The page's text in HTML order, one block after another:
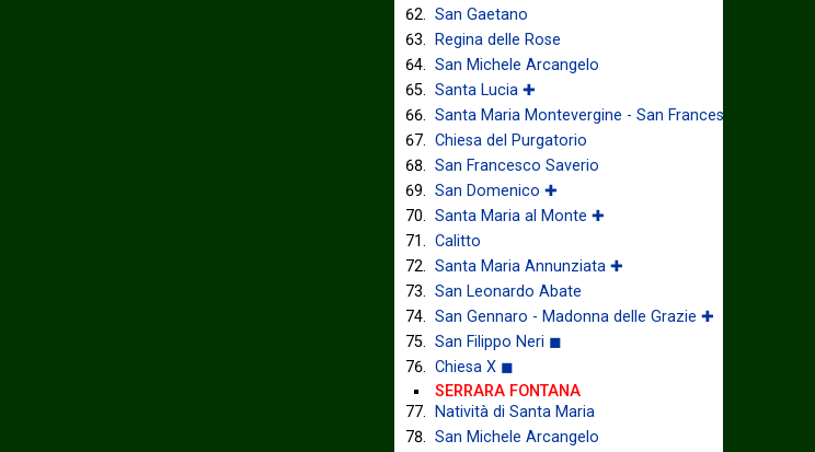
San Gaetano
Regina delle Rose
San Michele Arcangelo
Santa Lucia ✚
Santa Maria Montevergine - San Francesco di Paola
Chiesa del Purgatorio
San Francesco Saverio
San Domenico ✚
Santa Maria al Monte ✚
Calitto
Santa Maria Annunziata ✚
San Leonardo Abate
San Gennaro - Madonna delle Grazie ✚
San Filippo Neri ◼
Chiesa X ◼
SERRARA FONTANA
Natività di Santa Maria
San Michele Arcangelo